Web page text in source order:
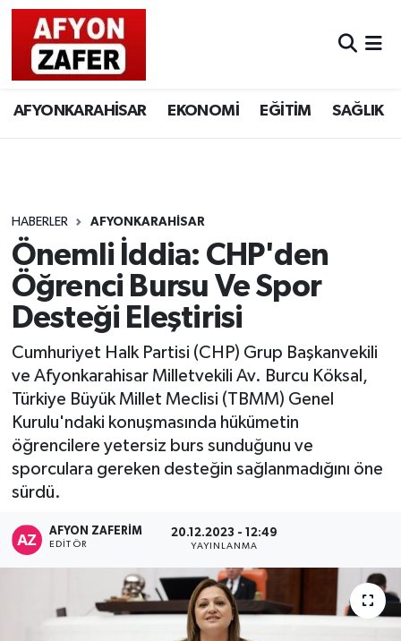
AFYONKARAHİSAR EKONOMİ EĞİTİM SAĞLIK
HABERLER AFYONKARAHİSAR
Önemli İddia: CHP'den
Öğrenci Bursu Ve Spor
Desteği Eleştirisi
Cumhuriyet Halk Partisi (CHP) Grup Başkanvekili
ve Afyonkarahisar Milletvekili Av. Burcu Köksal,
Türkiye Büyük Millet Meclisi (TBMM) Genel
Kurulu'ndaki konuşmasında hükümetin
öğrencilere yetersiz burs sunduğunu ve
sporculara gereken desteğin sağlanmadığını öne
sürdü.
AFYON ZAFERİM
EDITÖR
20.12.2023 - 12:49
YAYINLANMA